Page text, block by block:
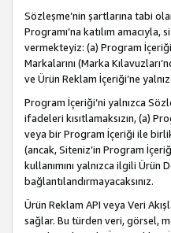
Sözleşme’nin şartlarına tabi
Programı’na katılım
vermekteyiz: (a) Program
Markalarını (Marka
ve Ürün Reklam İçeriği’ne
Program İçeriği’ni yalnızca
ifadeleri kısıtlamaksızın, (a)
veya bir Program İçeriği ile
(ancak, Siteniz’in Program
kullanımını yalnızca ilgili
bağlantılandırmayacaksınız.
Ürün Reklam API veya Veri
sağlar. Bu türden veri, görsel,